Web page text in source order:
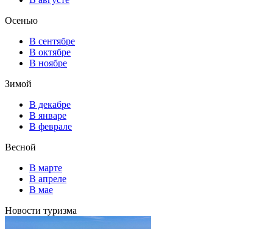
Осенью
В сентябре
В октябре
В ноябре
Зимой
В декабре
В январе
В феврале
Весной
В марте
В апреле
В мае
Новости туризма